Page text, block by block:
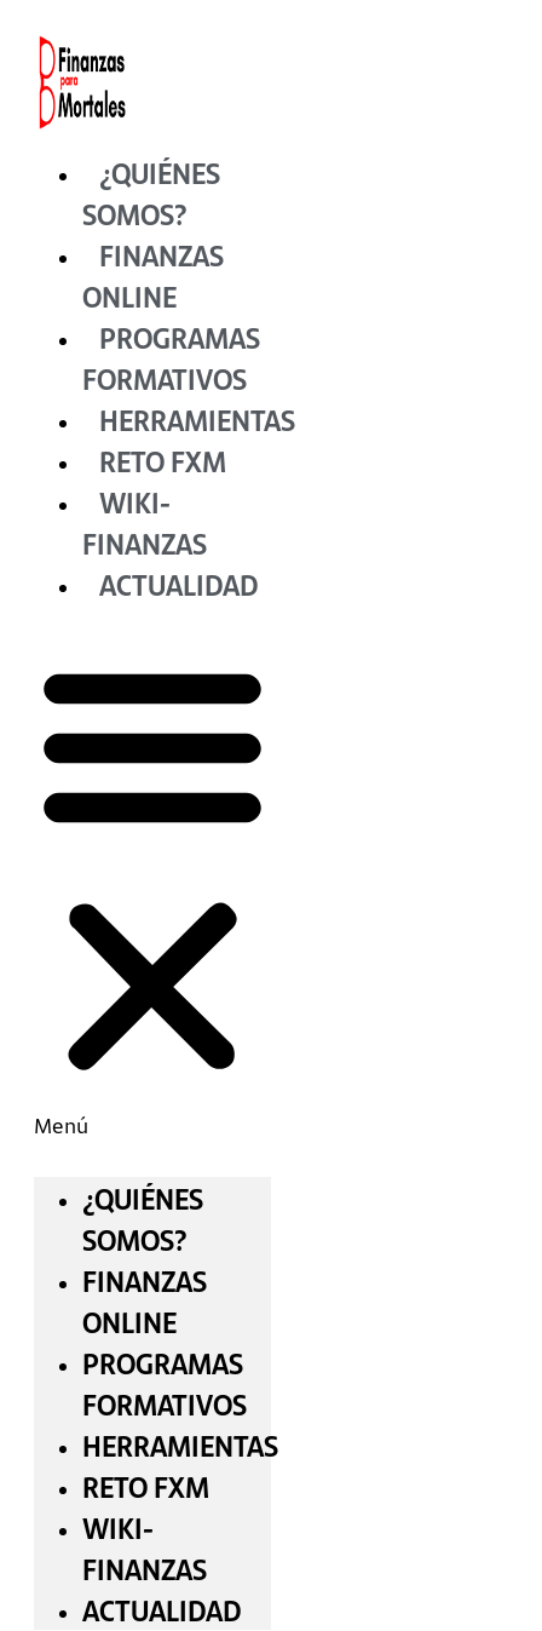
contenido
¿QUIÉNES
SOMOS?
FINANZAS
ONLINE
PROGRAMAS
FORMATIVOS
HERRAMIENTAS
RETO FXM
WIKI-
FINANZAS
ACTUALIDAD
Menú
¿QUIÉNES
SOMOS?
FINANZAS
ONLINE
PROGRAMAS
FORMATIVOS
HERRAMIENTAS
RETO FXM
WIKI-
FINANZAS
ACTUALIDAD